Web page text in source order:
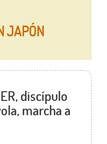
JAPÓN
discípulo
marcha a